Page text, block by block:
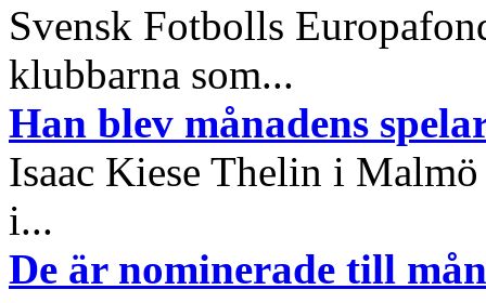
Svensk Fotbolls
klubbarna som...
Han blev månadens
Isaac Kiese Thelin i
i...
De är nominerade till